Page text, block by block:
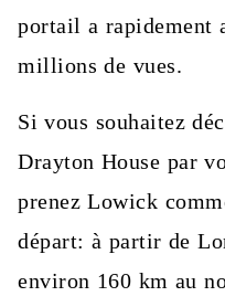
portail a rapidement
millions de vues.
Si vous souhaitez
Drayton House par
prenez Lowick
départ: à partir de
environ 160 km au